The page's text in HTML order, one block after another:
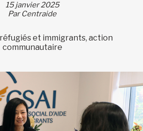
15 janvier 2025
Par Centraide
réfugiés et immigrants, action
communautaire